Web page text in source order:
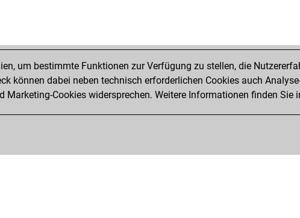
um bestimmte Funktionen zur Verfügung zu stellen, die
können dabei neben technisch erforderlichen Cookies auch
Marketing-Cookies widersprechen. Weitere Informationen finden Sie